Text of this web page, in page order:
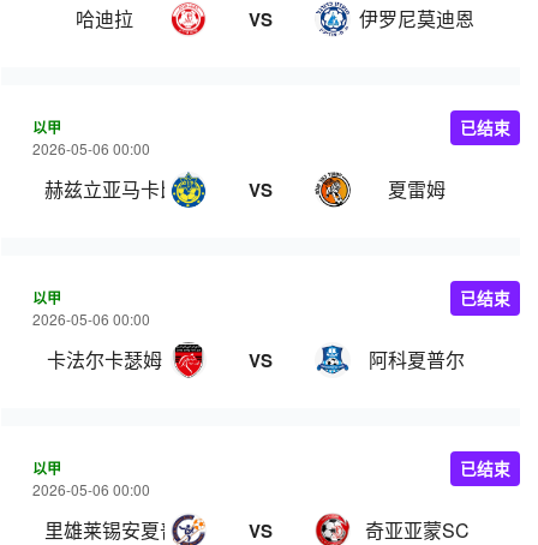
哈迪拉 VS 伊罗尼莫迪恩
以甲
2026-05-06 00:00
赫兹立亚马卡比 VS 夏雷姆
已结束
以甲
2026-05-06 00:00
卡法尔卡瑟姆 VS 阿科夏普尔
已结束
以甲
2026-05-06 00:00
里雄莱锡安夏普尔 VS 奇亚亚蒙SC
已结束